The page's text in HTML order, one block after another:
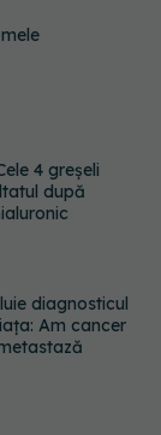
4 greșeli
după
diagnosticul
Am cancer
brusc
mai expus